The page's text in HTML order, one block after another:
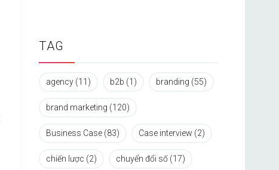
TAG
agency (11) b2b (1) branding (55)
brand marketing (120)
Business Case (83) Case interview (2)
chiến lược (2) chuyển đổi số (17)